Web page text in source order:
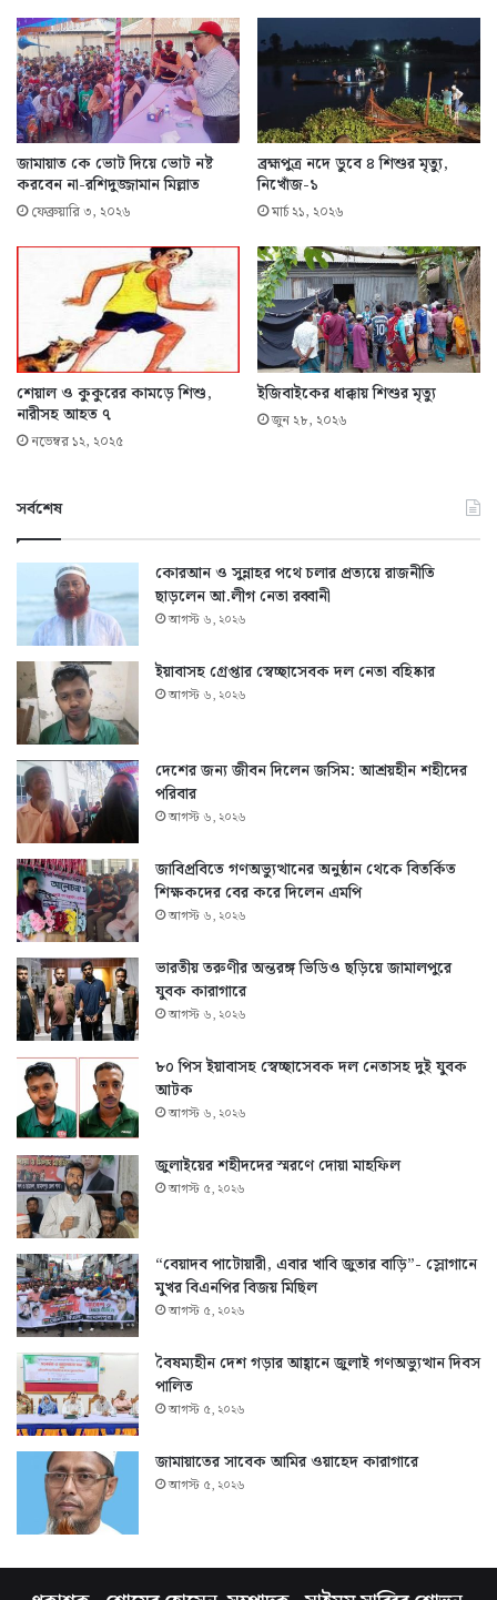
জামায়াত কে ভোট দিয়ে ভোট নষ্ট
করবেন না-রশিদুজ্জামান মিল্লাত
ফেব্রুয়ারি ৩, ২০২৬
ব্রহ্মপুত্র নদে ডুবে ৪ শিশুর মৃত্যু,
নিখোঁজ-১
মার্চ ২১, ২০২৬
শেয়াল ও কুকুরের কামড়ে শিশু,
নারীসহ আহত ৭
নভেম্বর ১২, ২০২৫
ইজিবাইকের ধাক্কায় শিশুর মৃত্যু
জুন ২৮, ২০২৬
সর্বশেষ
কোরআন ও সুন্নাহর পথে চলার প্রত্যয়ে রাজনীতি
ছাড়লেন আ.লীগ নেতা রব্বানী
আগস্ট ৬, ২০২৬
ইয়াবাসহ গ্রেপ্তার স্বেচ্ছাসেবক দল নেতা বহিষ্কার
আগস্ট ৬, ২০২৬
দেশের জন্য জীবন দিলেন জসিম: আশ্রয়হীন শহীদের
পরিবার
আগস্ট ৬, ২০২৬
জাবিপ্রবিতে গণঅভ্যুত্থানের অনুষ্ঠান থেকে বিতর্কিত
শিক্ষকদের বের করে দিলেন এমপি
আগস্ট ৬, ২০২৬
ভারতীয় তরুণীর অন্তরঙ্গ ভিডিও ছড়িয়ে জামালপুরে
যুবক কারাগারে
আগস্ট ৬, ২০২৬
৮০ পিস ইয়াবাসহ স্বেচ্ছাসেবক দল নেতাসহ দুই যুবক
আটক
আগস্ট ৬, ২০২৬
জুলাইয়ের শহীদদের স্মরণে দোয়া মাহফিল
আগস্ট ৫, ২০২৬
“বেয়াদব পাটোয়ারী, এবার খাবি জুতার বাড়ি”- স্লোগানে
মুখর বিএনপির বিজয় মিছিল
আগস্ট ৫, ২০২৬
বৈষম্যহীন দেশ গড়ার আহ্বানে জুলাই গণঅভ্যুত্থান দিবস
পালিত
আগস্ট ৫, ২০২৬
জামায়াতের সাবেক আমির ওয়াহেদ কারাগারে
আগস্ট ৫, ২০২৬